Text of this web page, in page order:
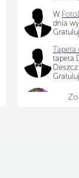
W
dnia
Tapeta
tapeta
Deszcz